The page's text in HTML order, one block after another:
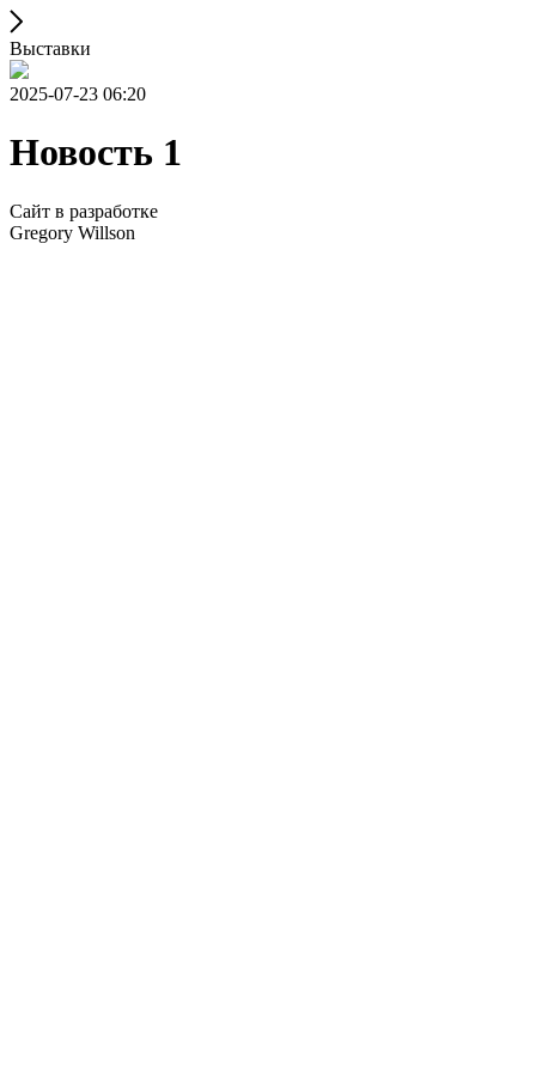
Выставки
2025-07-23 06:20
Новость 1
Сайт в разработке
Gregory Willson